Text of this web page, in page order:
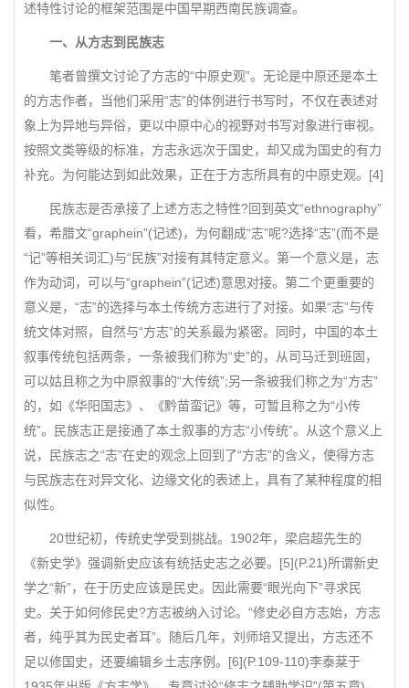
述特性讨论的框架范围是中国早期西南民族调查。
一、从方志到民族志
笔者曾撰文讨论了方志的“中原史观”。无论是中原还是本土
的方志作者，当他们采用“志”的体例进行书写时，不仅在表述对
象上为异地与异俗，更以中原中心的视野对书写对象进行审视。
按照文类等级的标准，方志永远次于国史，却又成为国史的有力
补充。为何能达到如此效果，正在于方志所具有的中原史观。[4]
民族志是否承接了上述方志之特性?回到英文“ethnography”
看，希腊文“graphein”(记述)，为何翻成“志”呢?选择“志”(而不是
“记”等相关词汇)与“民族”对接有其特定意义。第一个意义是，志
作为动词，可以与“graphein”(记述)意思对接。第二个更重要的
意义是，“志”的选择与本土传统方志进行了对接。如果“志”与传
统文体对照，自然与“方志”的关系最为紧密。同时，中国的本土
叙事传统包括两条，一条被我们称为“史”的，从司马迁到班固，
可以姑且称之为中原叙事的“大传统”;另一条被我们称之为“方志”
的，如《华阳国志》、《黔苗蛮记》等，可暂且称之为“小传
统”。民族志正是接通了本土叙事的方志“小传统”。从这个意义上
说，民族志之“志”在史的观念上回到了“方志”的含义，使得方志
与民族志在对异文化、边缘文化的表述上，具有了某种程度的相
似性。
20世纪初，传统史学受到挑战。1902年，梁启超先生的
《新史学》强调新史应该有统括史志之必要。[5](P.21)所谓新史
学之“新”，在于历史应该是民史。因此需要“眼光向下”寻求民
史。关于如何修民史?方志被纳入讨论。“修史必自方志始，方志
者，纯乎其为民史者耳”。随后几年，刘师培又提出，方志还不
足以修国史，还要编辑乡土志序例。[6](P.109-110)李泰棻于